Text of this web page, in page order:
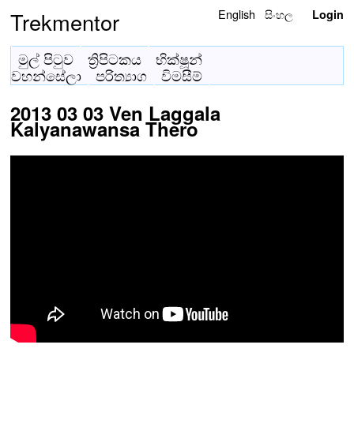
Trekmentor English සිංහල Login
මුල් පිටුව ත්‍රිපිටකය
භික්ෂූන්
වහන්සේලා
පරිත්‍යාග විමසීම්
2013 03 03 Ven Laggala
Kalyanawansa Thero